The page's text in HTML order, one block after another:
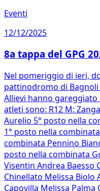
Eventi
12/12/2025
8a tappa del GPG
Nel pomeriggio di ieri,
pattinodromo di Bagnoli
Allievi hanno gareggiato
atleti sono: R12 M:
Aurelio 5° posto nella
1° posto nella
combinata Pennino
posto nella combinata
Visentin Andrea Baesso
Chinellato Melissa Biolo
Capovilla Melissa